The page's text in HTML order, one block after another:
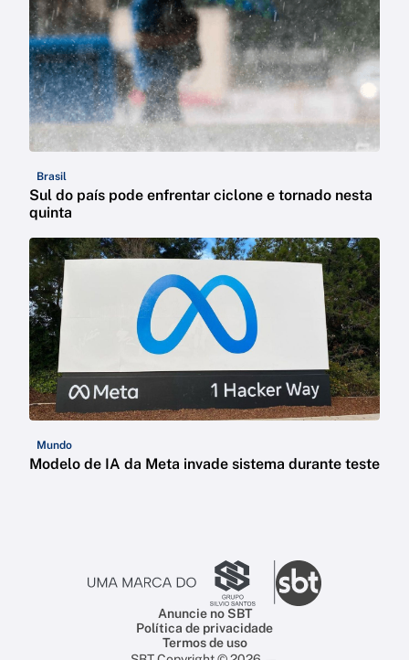
Brasil
Sul do país pode enfrentar ciclone e tornado nesta
quinta
Mundo
Modelo de IA da Meta invade sistema durante teste
Anuncie no SBT
Política de privacidade
Termos de uso